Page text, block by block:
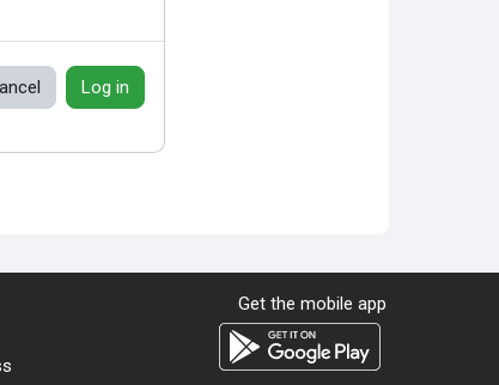
Log in
Get the mobile app